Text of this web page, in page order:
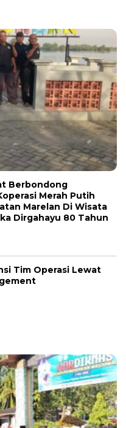
Berbondong
Merah Putih
Marelan Di Wisata
Dirgahayu 80 Tahun
Tim Operasi Lewat